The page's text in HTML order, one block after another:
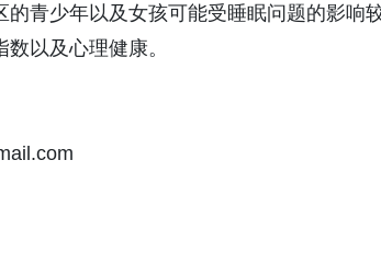
青少年以及女孩可能受睡眠问题的影响
以及心理健康。